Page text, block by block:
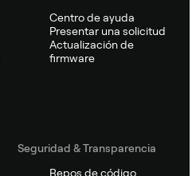
Centro de ayuda
Presentar una solicitud
Actualización de
firmware
Seguridad & Transparencia
Repos de código